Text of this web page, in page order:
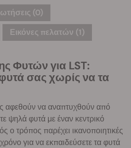
(0)
Εικόνες πελατών (1)
Φυτών για LST:
σας χωρίς να τα
αφεθούν να αναπτυχθούν από
ψηλά φυτά με έναν κεντρικό
ο τρόπος παρέχει ικανοποιητικές
για να εκπαιδεύσετε τα φυτά